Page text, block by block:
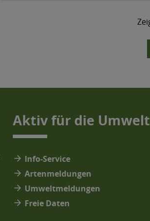
Aktiv für die Umwelt
arrow_forward Info-Service
arrow_forward Artenmeldungen
arrow_forward Umweltmeldungen
arrow_forward Freie Daten